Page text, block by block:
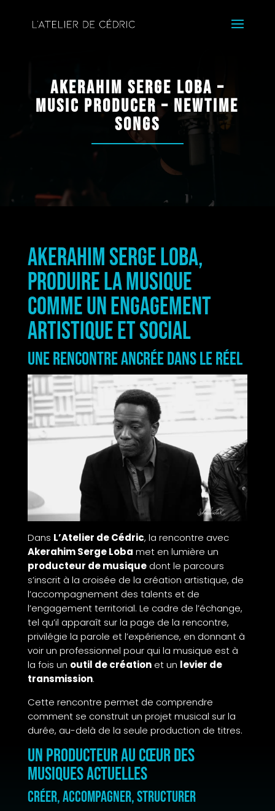
Akerahim Serge Loba –
Music Producer – Newtime
Songs
Akerahim Serge Loba,
produire la musique
comme un engagement
artistique et social
Une rencontre ancrée dans le réel
Dans L’Atelier de Cédric, la rencontre avec
Akerahim Serge Loba met en lumière un
producteur de musiquedont le parcours
s’inscrit à la croisée de la création artistique, de
l’accompagnement des talents et de
l’engagement territorial. Le cadre de l’échange,
tel qu’il apparaît sur la page de la rencontre,
privilégie la parole et l’expérience, en donnant à
voir un professionnel pour qui la musique est à
la fois un outil de créationet un levier de
transmission.
Cette rencontre permet de comprendre
comment se construit un projet musical sur la
durée, au-delà de la seule production de titres.
Un producteur au cœur des
musiques actuelles
Créer, accompagner, structurer